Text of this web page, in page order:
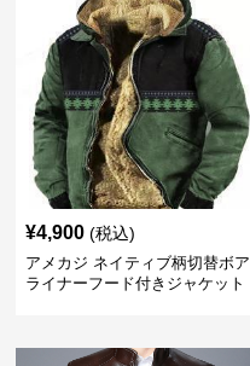
¥4,900 (税込)
アメカジ ネイティブ柄切替ボア
ライナーフード付きジャケット